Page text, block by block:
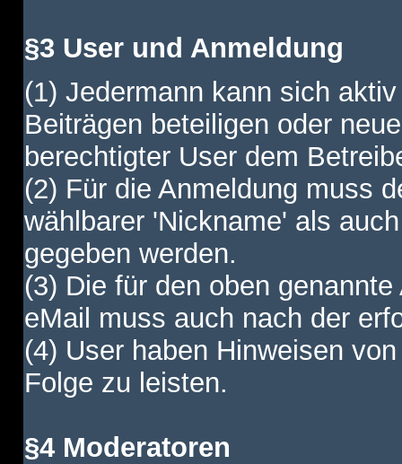
§3 User und Anmeldung
(1) Jedermann kann sich
Beiträgen beteiligen oder
berechtigter User dem
(2) Für die Anmeldung muss
wählbarer 'Nickname' als
gegeben werden.
(3) Die für den oben
eMail muss auch nach der
(4) User haben Hinweisen
Folge zu leisten.
§4 Moderatoren